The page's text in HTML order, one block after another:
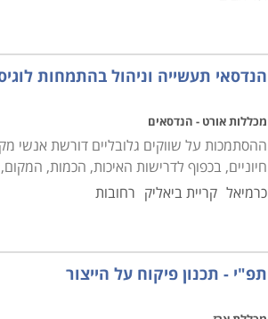
הנדסאי תעשייה וניהול בהתמחות
מכללות אורט - הנדסאים
ההסתמכות על שווקים גלובליים דורשת אנשי
חיוניים, בכפוף לדרישות האיכות, הכמות,
כרמיאל קריית ביאליק רחובות
תפ"י - תכנון פיקוח על הייצור